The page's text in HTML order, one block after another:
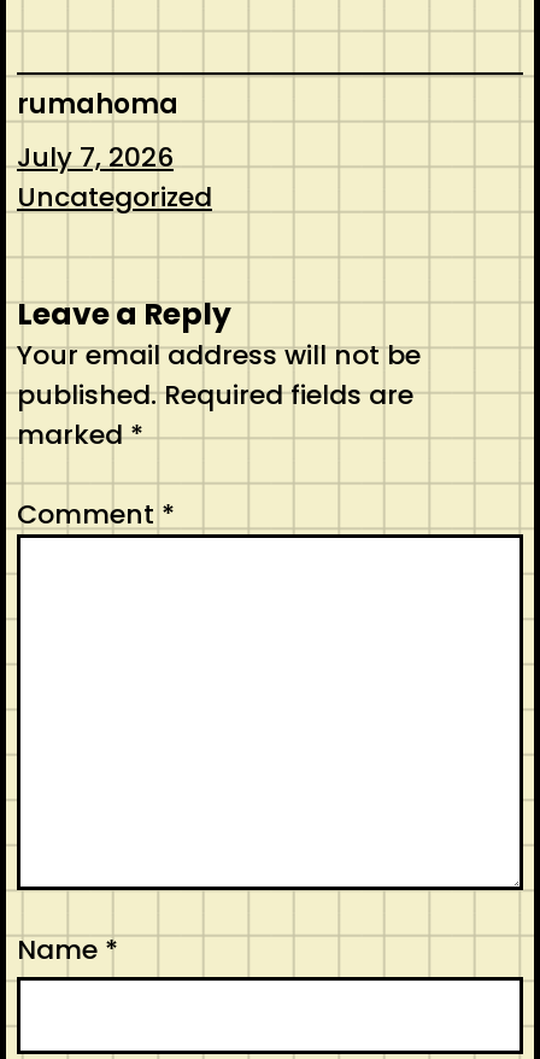
rumahoma
July 7, 2026
Uncategorized
Leave a Reply
Your email address will not be
published.Required fields are
marked*
Comment *
Name*